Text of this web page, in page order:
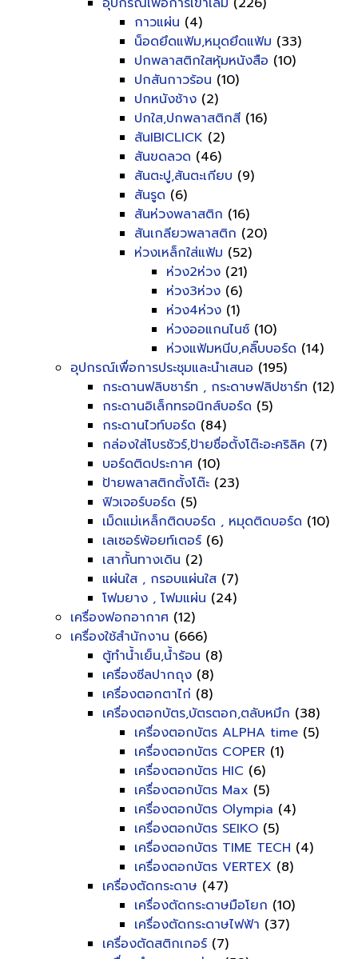
กาวแผ่น (4)
น็อดยึดแฟ้ม,หมุดยึดแฟ้ม (33)
ปกพลาสติกใสหุ้มหนังสือ (10)
ปกสันกาวร้อน (10)
ปกหนังช้าง (2)
ปกใส,ปกพลาสติกสี (16)
สันIBICLICK (2)
สันขดลวด (46)
สันตะปู,สันตะเกียบ (9)
สันรูด (6)
สันห่วงพลาสติก (16)
สันเกลียวพลาสติก (20)
ห่วงเหล็กใส่แฟ้ม (52)
ห่วง2ห่วง (21)
ห่วง3ห่วง (6)
ห่วง4ห่วง (1)
ห่วงออแกนไนซ์ (10)
ห่วงแฟ้มหนีบ,คลิ๊บบอร์ด (14)
อุปกรณ์เพื่อการประชุมและนำเสนอ (195)
กระดานฟลิบชาร์ท , กระดาษฟลิปชาร์ท (12)
กระดานอิเล็กทรอนิกส์บอร์ด (5)
กระดานไวท์บอร์ด (84)
กล่องใส่โบรชัวร์,ป้ายชื่อตั้งโต๊ะอะคริลิค (7)
บอร์ดติดประกาศ (10)
ป้ายพลาสติกตั้งโต๊ะ (23)
ฟิวเจอร์บอร์ด (5)
เม็ดแม่เหล็กติดบอร์ด , หมุดติดบอร์ด (10)
เลเซอร์พ้อยท์เตอร์ (6)
เสากั้นทางเดิน (2)
แผ่นใส , กรอบแผ่นใส (7)
โฟมยาง , โฟมแผ่น (24)
เครื่องฟอกอากาศ (12)
เครื่องใช้สำนักงาน (666)
ตู้ทำน้ำเย็น,น้ำร้อน (8)
เครื่องซีลปากถุง (8)
เครื่องตอกตาไก่ (8)
เครื่องตอกบัตร,บัตรตอก,ตลับหมึก (38)
เครื่องตอกบัตร ALPHA time (5)
เครื่องตอกบัตร COPER (1)
เครื่องตอกบัตร HIC (6)
เครื่องตอกบัตร Max (5)
เครื่องตอกบัตร Olympia (4)
เครื่องตอกบัตร SEIKO (5)
เครื่องตอกบัตร TIME TECH (4)
เครื่องตอกบัตร VERTEX (8)
เครื่องตัดกระดาษ (47)
เครื่องตัดกระดาษมือโยก (10)
เครื่องตัดกระดาษไฟฟ้า (37)
เครื่องตัดสติกเกอร์ (7)